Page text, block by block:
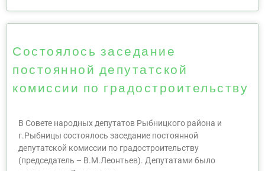
Состоялось заседание
постоянной депутатской
комиссии по градостроительству
В Совете народных депутатов Рыбницкого района и
г.Рыбницы состоялось заседание постоянной
депутатской комиссии по градостроительству
(председатель – В.М.Леонтьев). Депутатами было